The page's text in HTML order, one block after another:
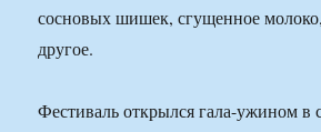
сосновых шишек, сгущенное
другое.
Фестиваль открылся гала-ужином в